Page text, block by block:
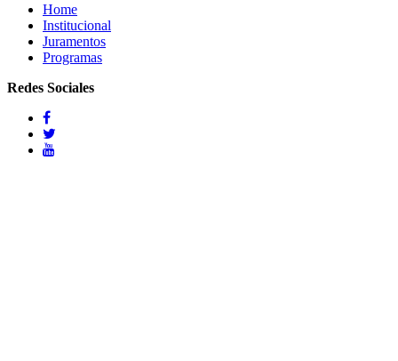
Home
Institucional
Juramentos
Programas
Redes Sociales